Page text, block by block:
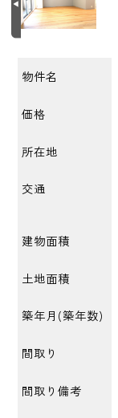
物件名
価格
所在地
交通
建物面積
土地面積
築年月(築年数)
間取り
間取り備考